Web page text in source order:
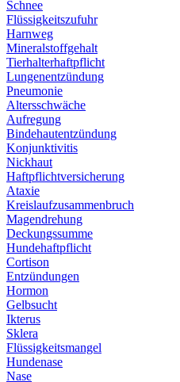
Schnee
Flüssigkeitszufuhr
Harnweg
Mineralstoffgehalt
Tierhalterhaftpflicht
Lungenentzündung
Pneumonie
Altersschwäche
Aufregung
Bindehautentzündung
Konjunktivitis
Nickhaut
Haftpflichtversicherung
Ataxie
Kreislaufzusammenbruch
Magendrehung
Deckungssumme
Hundehaftpflicht
Cortison
Entzündungen
Hormon
Gelbsucht
Ikterus
Sklera
Flüssigkeitsmangel
Hundenase
Nase